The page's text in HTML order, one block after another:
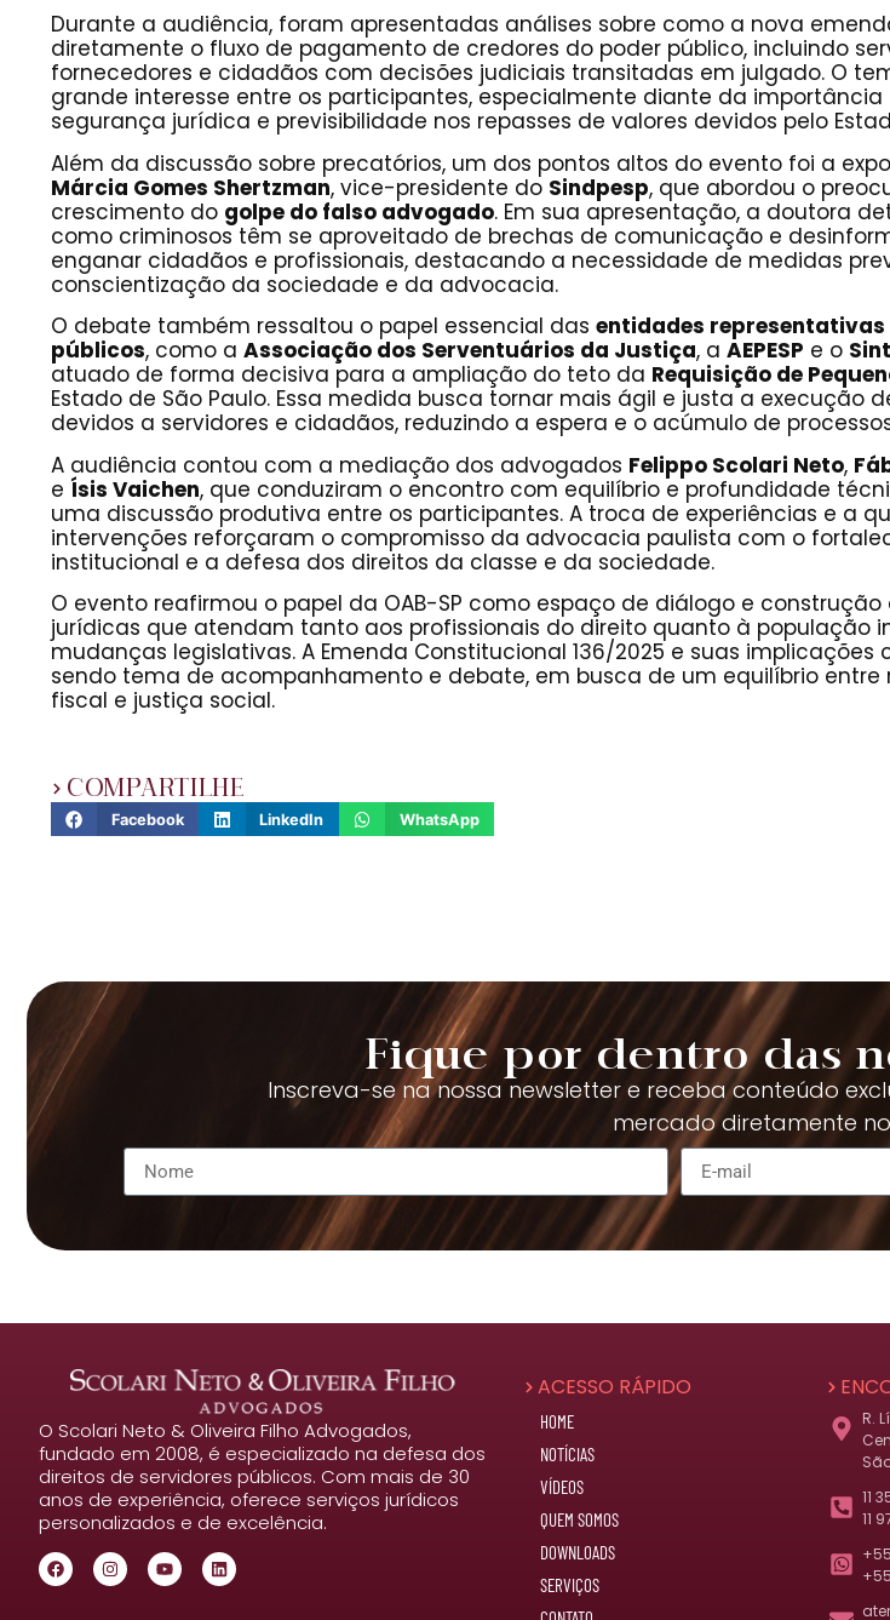
Durante a audiência, foram apresentadas análises sobre como a nova
diretamente o fluxo de pagamento de credores do poder público, incluindo
fornecedores e cidadãos com decisões judiciais transitadas em julgado. O
grande interesse entre os participantes, especialmente diante da
segurança jurídica e previsibilidade nos repasses de valores devidos pelo
Além da discussão sobre precatórios, um dos pontos altos do evento foi a
Márcia Gomes Shertzman, vice-presidente do Sindpesp, que abordou o
crescimento do golpe do falso advogado. Em sua apresentação, a doutora
como criminosos têm se aproveitado de brechas de comunicação e
enganar cidadãos e profissionais, destacando a necessidade de medidas
conscientização da sociedade e da advocacia.
O debate também ressaltou o papel essencial das entidades representativas
públicos, como a Associação dos Serventuários da Justiça, a AEPESP e o
atuado de forma decisiva para a ampliação do teto da Requisição de
Estado de São Paulo. Essa medida busca tornar mais ágil e justa a execução
devidos a servidores e cidadãos, reduzindo a espera e o acúmulo de
A audiência contou com a mediação dos advogados Felippo Scolari Neto,
e Ísis Vaichen, que conduziram o encontro com equilíbrio e profundidade
uma discussão produtiva entre os participantes. A troca de experiências e a
intervenções reforçaram o compromisso da advocacia paulista com o
institucional e a defesa dos direitos da classe e da sociedade.
O evento reafirmou o papel da OAB-SP como espaço de diálogo e construção
jurídicas que atendam tanto aos profissionais do direito quanto à população
mudanças legislativas. A Emenda Constitucional 136/2025 e suas implicações
sendo tema de acompanhamento e debate, em busca de um equilíbrio entre
fiscal e justiça social.
COMPARTILHE
Facebook LinkedIn WhatsApp
Fique por dentro das
Inscreva-se na nossa newsletter e receba conteúdo
mercado diretamente
O Scolari Neto & Oliveira Filho Advogados,
fundado em 2008, é especializado na defesa dos
direitos de servidores públicos. Com mais de 30
anos de experiência, oferece serviços jurídicos
personalizados e de excelência.
ACESSO RÁPIDO
HOME
NOTÍCIAS
VÍDEOS
QUEM SOMOS
DOWNLOADS
SERVIÇOS
R.
11
11